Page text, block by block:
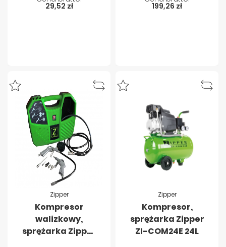
29,52 zł 199,26 zł
Zipper
Kompresor
walizkowy,
sprężarka Zipper
Zipper
Kompresor,
sprężarka Zipper
ZI-COM24E 24L